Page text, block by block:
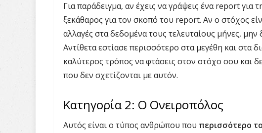
Για παράδειγμα, αν έχεις να γράψεις ένα report για
ξεκάθαρος για τον σκοπό του report. Αν ο στόχος
αλλαγές στα δεδομένα τους τελευταίους μήνες,
Αντίθετα εστίασε περισσότερο στα μεγέθη και στα
καλύτερος τρόπος να φτάσεις στον στόχο σου και
που δεν σχετίζονται με αυτόν.
Κατηγορία 2: Ο Ονειροπόλος
Αυτός είναι ο τύπος ανθρώπου που περισσότερο